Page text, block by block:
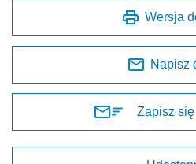
Wersja
Napisz
Zapisz